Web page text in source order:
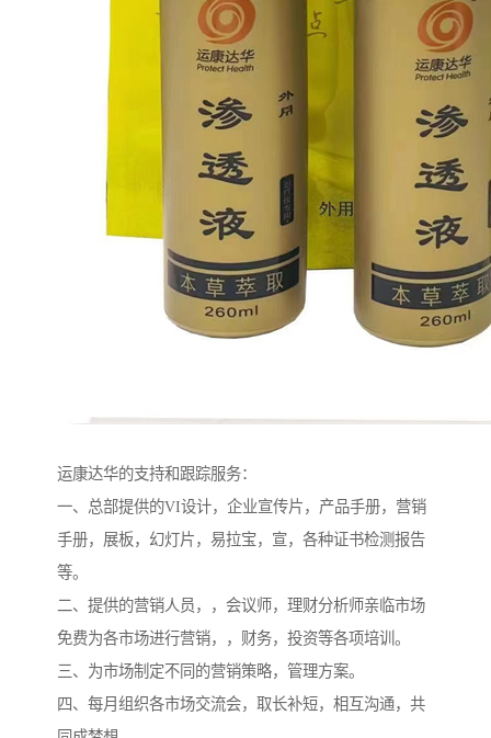
运康达华的支持和跟踪服务：
一、总部提供的VI设计，企业宣传片，产品手册，营销
手册，展板，幻灯片，易拉宝，宣，各种证书检测报告
等。
二、提供的营销人员，，会议师，理财分析师亲临市场
免费为各市场进行营销，，财务，投资等各项培训。
三、为市场制定不同的营销策略，管理方案。
四、每月组织各市场交流会，取长补短，相互沟通，共